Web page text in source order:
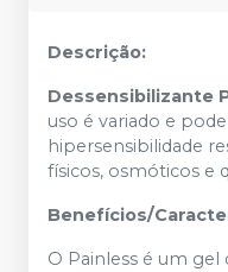
Descrição:
Dessensibilizante
uso é variado e
hipersensibilidade
físicos, osmóticos e
Benefícios/
O Painless é um